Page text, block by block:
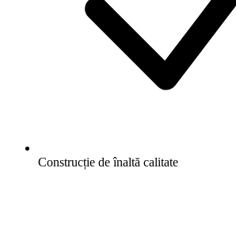
Construcție de înaltă calitate